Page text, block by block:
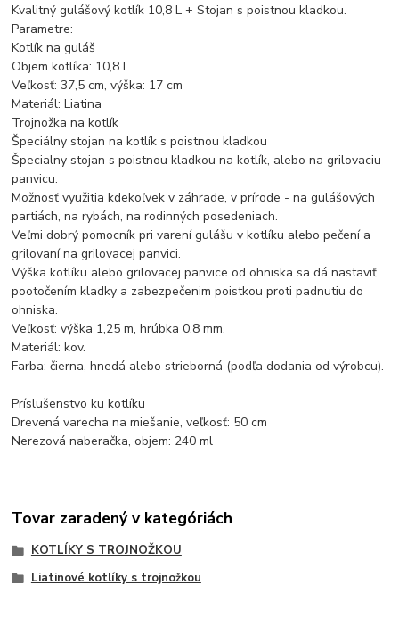
Kvalitný gulášový kotlík 10,8 L + Stojan s poistnou kladkou.
Parametre:
Kotlík na guláš
Objem kotlíka: 10,8 L
Veľkosť: 37,5 cm, výška: 17 cm
Materiál: Liatina
Trojnožka na kotlík
Špeciálny stojan na kotlík s poistnou kladkou
Špecialny stojan s poistnou kladkou na kotlík, alebo na grilovaciu
panvicu.
Možnosť využitia kdekoľvek v záhrade, v prírode - na gulášových
partiách, na rybách, na rodinných posedeniach.
Veľmi dobrý pomocník pri varení gulášu v kotlíku alebo pečení a
grilovaní na grilovacej panvici.
Výška kotlíku alebo grilovacej panvice od ohniska sa dá nastaviť
pootočením kladky a zabezpečenim poistkou proti padnutiu do
ohniska.
Veľkosť: výška 1,25 m, hrúbka 0,8 mm.
Materiál: kov.
Farba: čierna, hnedá alebo strieborná (podľa dodania od výrobcu).
Príslušenstvo ku kotlíku
Drevená varecha na miešanie, veľkosť: 50 cm
Nerezová naberačka, objem: 240 ml
Tovar zaradený v kategóriách
KOTLÍKY S TROJNOŽKOU
Liatinové kotlíky s trojnožkou